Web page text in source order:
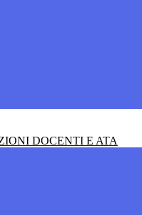
DOCENTI E ATA